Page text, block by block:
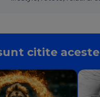
citite